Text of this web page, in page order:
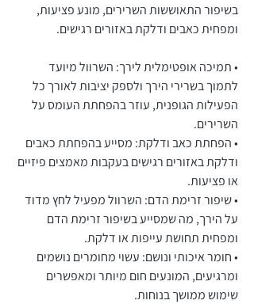
בשיפור התאוששות השרירים, מונע פציעות,
ומפחית כאבים ודלקת באזורים רגישים.
• תמיכה אופטימלית לירך: השרוול מיועד
לתמוך בשרירי הירך ולספק יציבות לאורך כל
הפעילות הגופנית, עוזר בהפחתת העומס על
השרירים.
• הפחתת כאב ודלקת: מסייע בהפחתת כאבים
ודלקת באזורים רגישים בעקבות מאמצים פיזיים
או פציעות.
• שיפור זרימת הדם: השרוול מפעיל לחץ מדוד
על הירך, מה שמסייע בשיפור זרימת הדם
ומפחית תחושת עייפות או דלקת.
• חומר איכותי ונושם: עשוי מחומרים נושמים
ומרגיעים, המונעים חום מיותר ומאפשרים
שימוש ממושך בנוחות.